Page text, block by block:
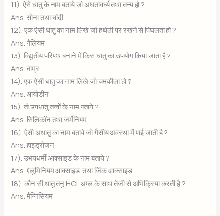
11). ऐसे धातु के नाम बताये जो अघतावर्ध्य तथा तन्य हो ?
Ans. सोना तथा चांदी
12). एक ऐसी धातु का नाम लिखे जो हथेली पर रखने से पिघलता हो ?
Ans. गैलियम
13). विद्युतीय परिपथ बनाने में किस धातु का उपयोग किया जाता है ?
Ans. ताम्र
14). एक ऐसी धातु का नाम लिखे जो चमकीला हो ?
Ans. आयोडीन
15). तो उपधातु तत्वों के नाम बताये ?
Ans. सिलिकॉन तथा जर्मेनियम
16). ऐसी अधातु का नाम बताये जो गैसीय अवस्था में पाई जाती है ?
Ans. हाइड्रोजन
17). उभयधर्मी आक्साइड के नाम बताये ?
Ans. ऐलुमिनियम आक्साइड तथा जिंक आक्साइड
18). कौन सी धातु तनु HCL अम्ल के साथ तेजी से अभिक्रिया करती है ?
Ans. मैग्निसियम